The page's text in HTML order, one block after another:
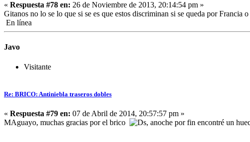
« Respuesta #78 en: 26 de Noviembre de 2013, 20:14:54 pm »
Gitanos no lo se lo que si se es que estos discriminan si se queda por Francia
En línea
Javo
Visitante
Re: BRICO: Antiniebla traseros dobles
« Respuesta #79 en: 07 de Abril de 2014, 20:57:57 pm »
MAguayo, muchas gracias por el brico
, anoche por fin encontré un